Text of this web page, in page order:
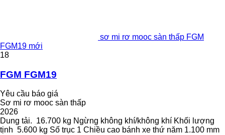
sơ mi rơ mooc sàn thấp FGM
FGM19 mới
18
FGM FGM19
Yêu cầu báo giá
Sơ mi rơ mooc sàn thấp
2026
Dung tải. 16.700 kg Ngừng không khí/không khí Khối lượng
tịnh 5.600 kg Số trục 1 Chiều cao bánh xe thứ năm 1.100 mm